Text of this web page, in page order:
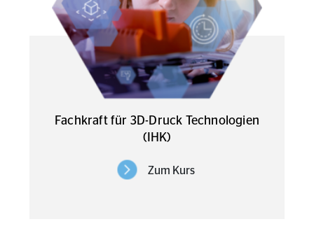
Fachkraft für 3D-Druck Technologien
(IHK)
Zum Kurs